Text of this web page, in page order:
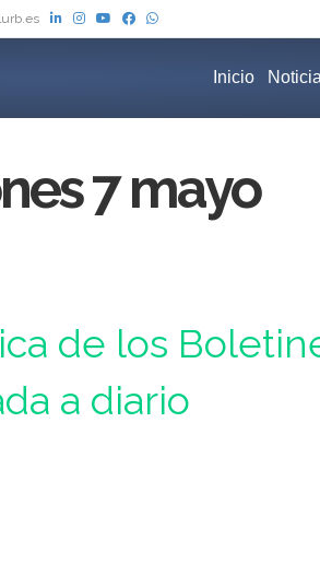
Inicio
7 mayo
de los
a diario